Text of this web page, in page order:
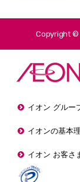
Copyright ©
イオン グルー
イオンの基本
イオン お客さ